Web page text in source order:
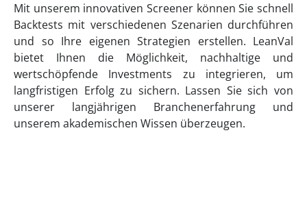
Mit unserem innovativen Screener können Sie schnell
Backtests mit verschiedenen Szenarien durchführen
und so Ihre eigenen Strategien erstellen. LeanVal
bietet Ihnen die Möglichkeit, nachhaltige und
wertschöpfende Investments zu integrieren, um
langfristigen Erfolg zu sichern. Lassen Sie sich von
unserer langjährigen Branchenerfahrung und
unserem akademischen Wissen überzeugen.